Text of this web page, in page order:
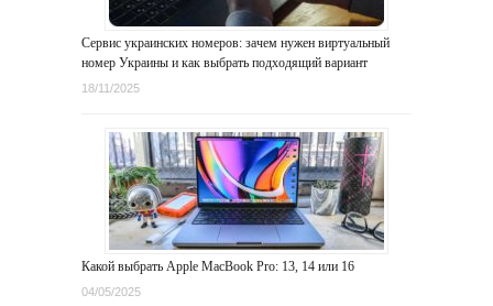
Сервис украинских номеров: зачем нужен виртуальный
номер Украины и как выбрать подходящий вариант
18/11/2025
Какой выбрать Apple MacBook Pro: 13, 14 или 16
04/05/2025